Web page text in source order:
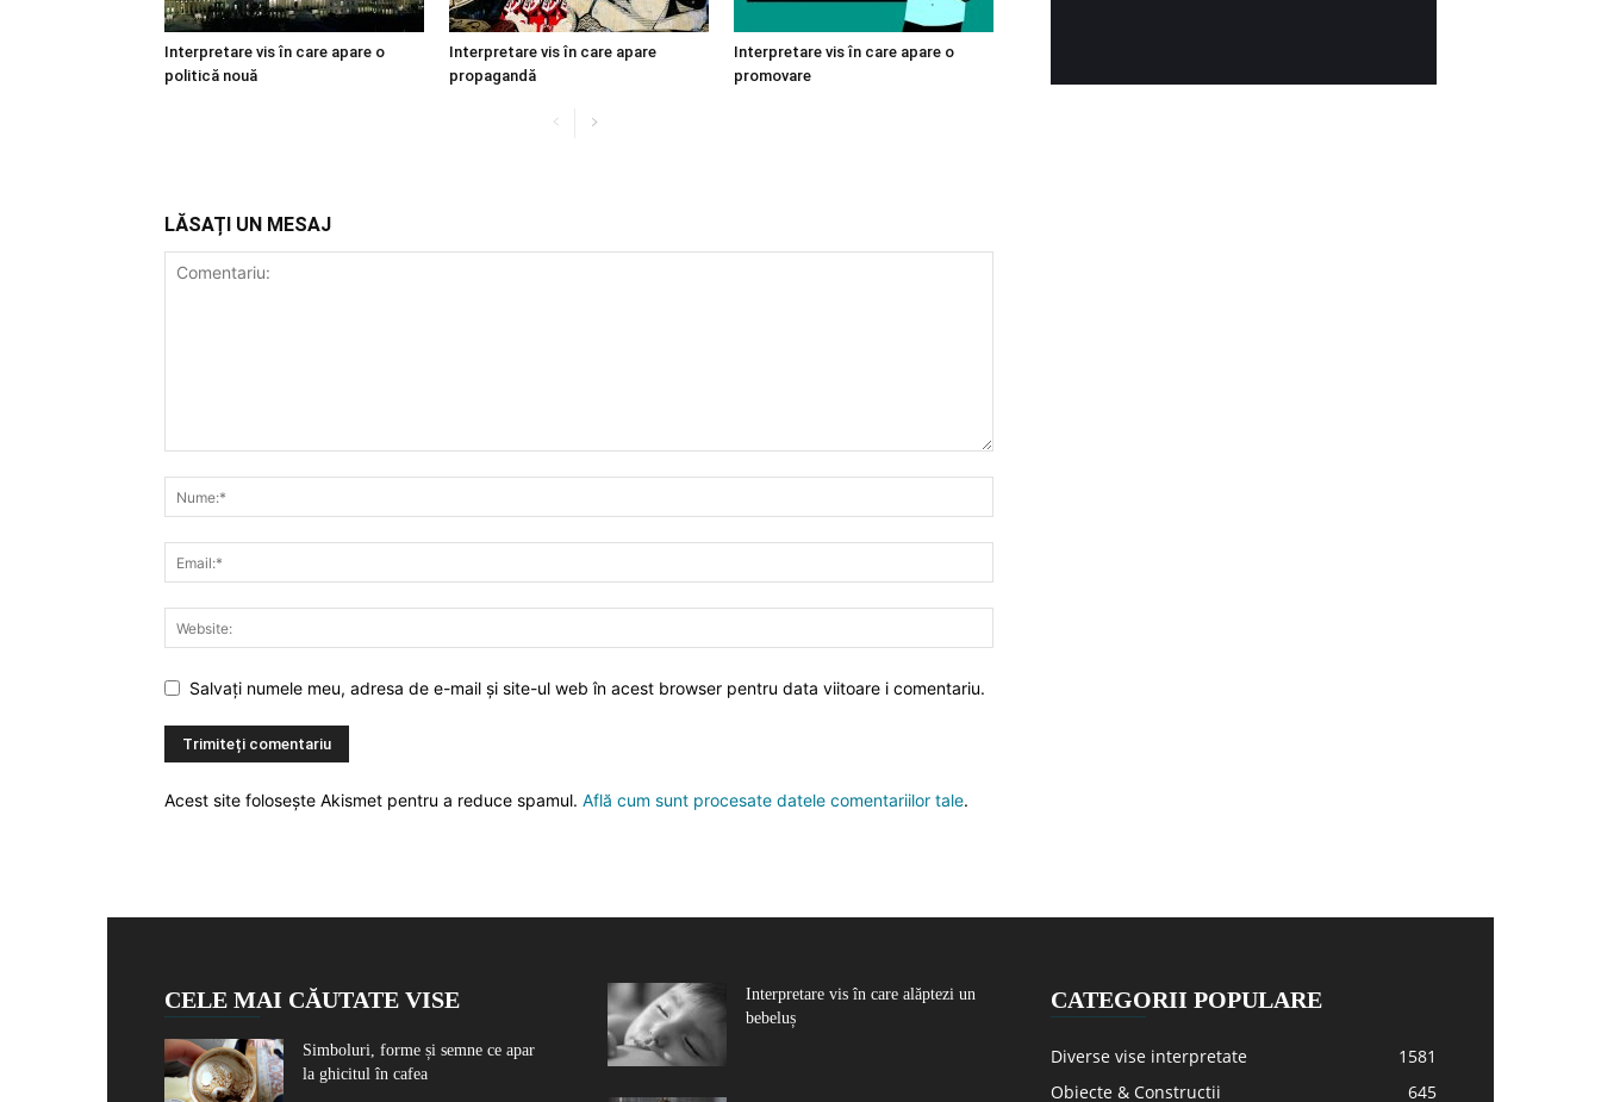
Interpretare vis în care apare o
politică nouă
Interpretare vis în care apare
propagandă
Interpretare vis în care apare o
promovare
LĂSAȚI UN MESAJ
Salvați numele meu, adresa de e-mail și site-ul web în acest browser pentru data viitoare i comentariu.
Acest site folosește Akismet pentru a reduce spamul. Află cum sunt procesate datele comentariilor tale.
CELE MAI CĂUTATE VISE
Simboluri, forme și semne ce apar
la ghicitul în cafea
Interpretare vis în care alăptezi un
bebeluș
CATEGORII POPULARE
Diverse vise interpretate
1581
Obiecte & Constructii
645